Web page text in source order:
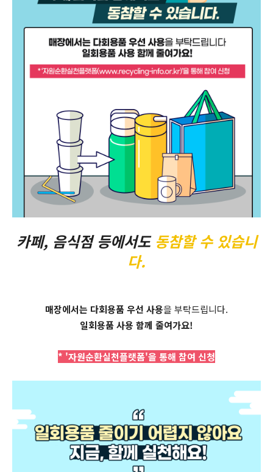
카페, 음식점 등에서도 동참할 수 있습니
다.
매장에서는 다회용품 우선 사용을 부탁드립니다.
일회용품 사용 함께 줄여가요!
* '자원순환실천플랫폼'을 통해 참여 신청